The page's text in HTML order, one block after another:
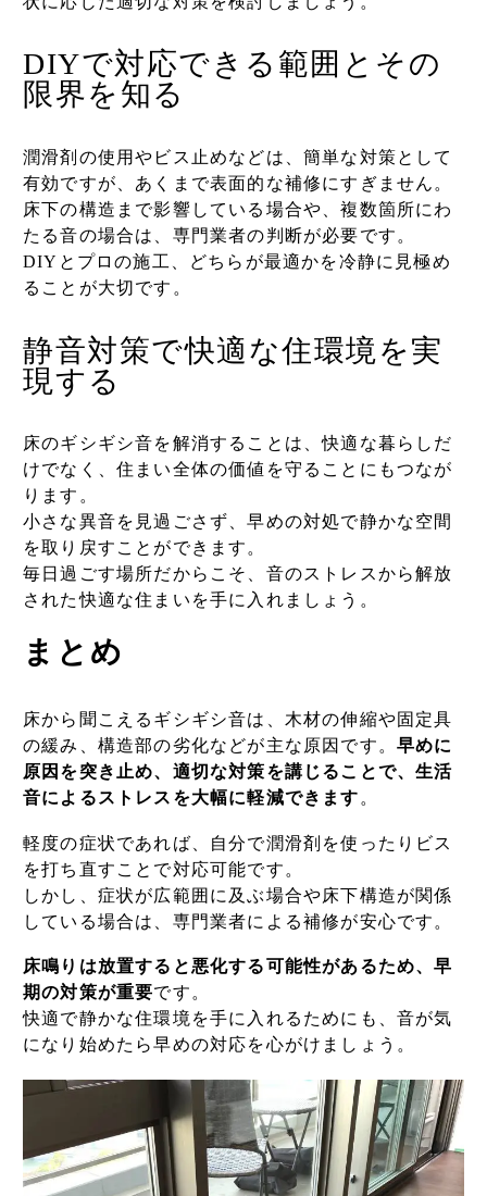
DIYで対応できる範囲とその
限界を知る
潤滑剤の使用やビス止めなどは、簡単な対策として
有効ですが、あくまで表面的な補修にすぎません。
床下の構造まで影響している場合や、複数箇所にわ
たる音の場合は、専門業者の判断が必要です。
DIYとプロの施工、どちらが最適かを冷静に見極め
ることが大切です。
静音対策で快適な住環境を実
現する
床のギシギシ音を解消することは、快適な暮らしだ
けでなく、住まい全体の価値を守ることにもつなが
ります。
小さな異音を見過ごさず、早めの対処で静かな空間
を取り戻すことができます。
毎日過ごす場所だからこそ、音のストレスから解放
された快適な住まいを手に入れましょう。
まとめ
床から聞こえるギシギシ音は、木材の伸縮や固定具
の緩み、構造部の劣化などが主な原因です。 早めに
原因を突き止め、適切な対策を講じることで、生活
音によるストレスを大幅に軽減できます 。
軽度の症状であれば、自分で潤滑剤を使ったりビス
を打ち直すことで対応可能です。
しかし、症状が広範囲に及ぶ場合や床下構造が関係
している場合は、専門業者による補修が安心です。
床鳴りは放置すると悪化する可能性があるため、早
期の対策が重要です。
快適で静かな住環境を手に入れるためにも、音が気
になり始めたら早めの対応を心がけましょう。